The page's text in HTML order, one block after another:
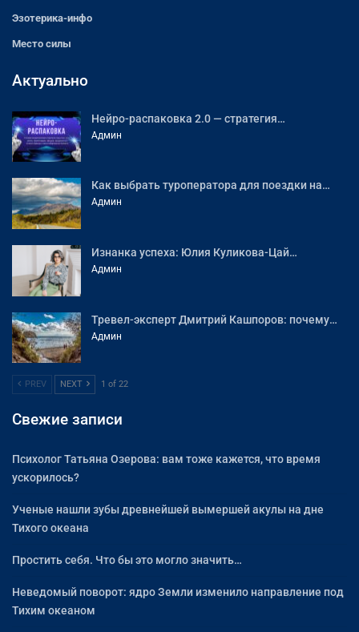
Эзотерика-инфо
Место силы
Актуально
Нейро-распаковка 2.0 — стратегия…
Админ
Как выбрать туроператора для поездки на…
Админ
Изнанка успеха: Юлия Куликова-Цай…
Админ
Тревел-эксперт Дмитрий Кашпоров: почему…
Админ
PREV NEXT 1 of 22
Свежие записи
Психолог Татьяна Озерова: вам тоже кажется, что время
ускорилось?
Ученые нашли зубы древнейшей вымершей акулы на дне
Тихого океана
Простить себя. Что бы это могло значить…
Неведомый поворот: ядро Земли изменило направление под
Тихим океаном